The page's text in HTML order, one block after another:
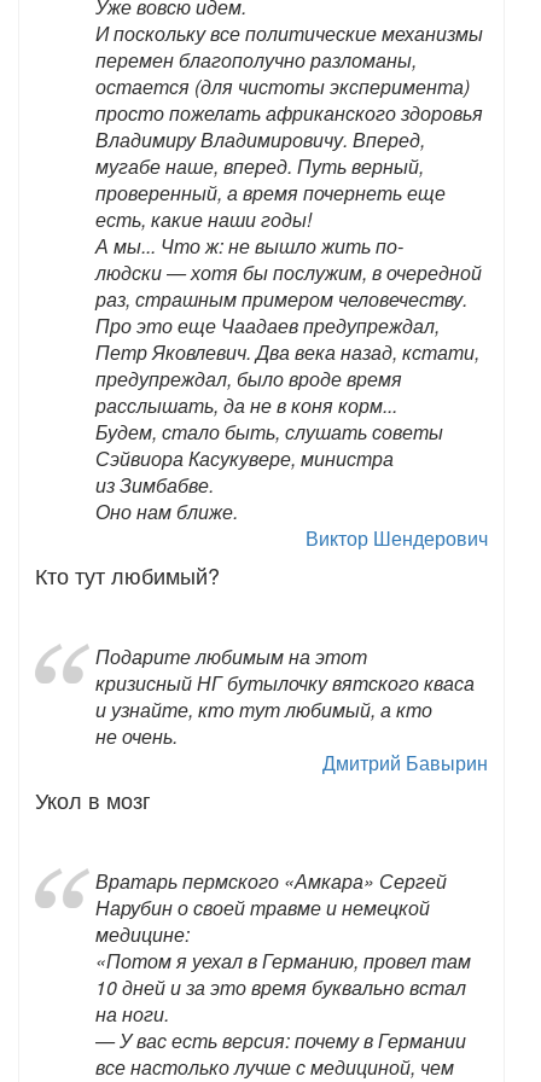
Уже вовсю идем.
И поскольку все политические механизмы
перемен благополучно разломаны,
остается (для чистоты эксперимента)
просто пожелать африканского здоровья
Владимиру Владимировичу. Вперед,
мугабе наше, вперед. Путь верный,
проверенный, а время почернеть еще
есть, какие наши годы!
А мы... Что ж: не вышло жить по-
людски — хотя бы послужим, в очередной
раз, страшным примером человечеству.
Про это еще Чаадаев предупреждал,
Петр Яковлевич. Два века назад, кстати,
предупреждал, было вроде время
расслышать, да не в коня корм...
Будем, стало быть, слушать советы
Сэйвиора Касукувере, министра
из Зимбабве.
Оно нам ближе.
Виктор Шендерович
Кто тут любимый?
Подарите любимым на этот
кризисный НГ бутылочку вятского кваса
и узнайте, кто тут любимый, а кто
не очень.
Дмитрий Бавырин
Укол в мозг
Вратарь пермского «Амкара» Сергей
Нарубин о своей травме и немецкой
медицине:
«Потом я уехал в Германию, провел там
10 дней и за это время буквально встал
на ноги.
— У вас есть версия: почему в Германии
все настолько лучше с медициной, чем